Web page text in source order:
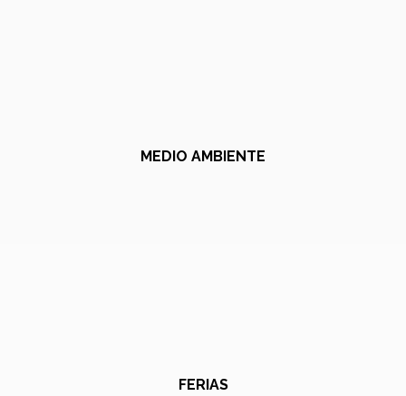
MEDIO AMBIENTE
FERIAS